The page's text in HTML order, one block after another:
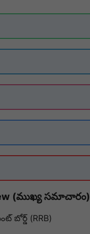
(ముఖ్య సమాచారం)
బోర్డ్ (RRB)